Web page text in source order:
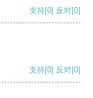
支持[0] 反对[0]
支持[0] 反对[0]